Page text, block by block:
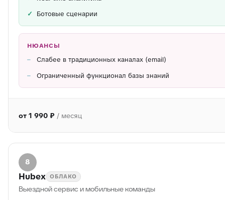
Ботовые сценарии
НЮАНСЫ
Слабее в традиционных каналах (email)
Ограниченный функционал базы знаний
от 1 990 ₽ / месяц
8
Hubex ОБЛАКО
Выездной сервис и мобильные команды